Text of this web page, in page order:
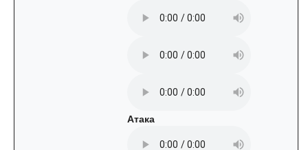
Атака